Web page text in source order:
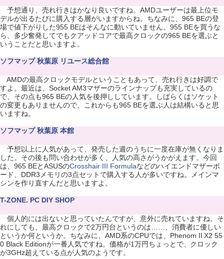
予想通り、売れ行きはかなり良いですね。AMDユーザーは最上位モ
デルが出るたびに購入する層がいますからね。ちなみに、965 BEの登
場で値下がりした955 BEはそんなに動いていません。955 BEを買うな
ら、多少奮発してでもクアッドコアで最高クロックの965 BEを選ぶと
いうことだと思いますよ。
ソフマップ 秋葉原 リユース総合館
AMDの最高クロックモデルということもあって、売れ行きは好調で
すよ。最近は、Socket AM3マザーのラインナップも充実しているの
で、その点も965 BEの人気を後押ししています。しばらくはソケット
の変更もありませんので、これからも965 BEを選ぶ人は結構いると思
いますね。
ソフマップ 秋葉原 本館
予想以上に人気があって、発売した週のうちに一度在庫が無くなりま
した。その後も問い合わせが多く、人気の高さがうかがえます。今回
は、965 BEとASUSのCrosshair III Formulaなどのハイエンドマザーボ
ード、DDR3メモリの3点セットで購入する人が多いですね。メインマ
シンを作り直すんだと思いますよ。
T-ZONE. PC DIY SHOP
個人的には出ないと思っていたんですが、意外に売れていますね。そ
れにしても、最高クロックで2万円台というのは……、消費者に優しい
というか何というか。ちなみに、AMD系のCPUでは、Phenom II X2 55
0 Black Editionが一番人気ですね。価格が1万円ちょっとで、クロック
が3GHz超えている点が人気のようです。